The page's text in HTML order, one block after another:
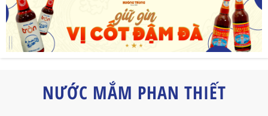
NƯỚC MẮM PHAN THIẾT